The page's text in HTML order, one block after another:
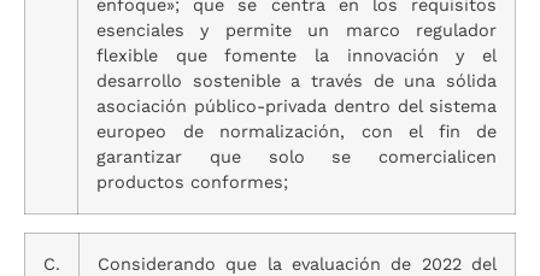
enfoque»; que se centra en los requisitos
esenciales y permite un marco regulador
flexible que fomente la innovación y el
desarrollo sostenible a través de una sólida
asociación público-privada dentro del sistema
europeo de normalización, con el fin de
garantizar que solo se comercialicen
productos conformes;
C.
Considerando que la evaluación de 2022 del